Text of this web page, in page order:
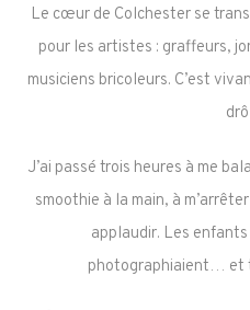
Le cœur de Colchester se
pour les artistes : graffeurs,
musiciens bricoleurs. C’est
J’ai passé trois heures à me
smoothie à la main, à
applaudir. Les
photographiaient… et